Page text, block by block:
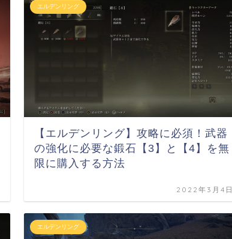
エルデンリング
【エルデンリング】攻略に必須！武器
の強化に必要な鍛石【3】と【4】を無
限に購入する方法
2022年3月4日
エルデンリング